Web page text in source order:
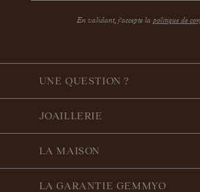
En validant, j'accepte la politique de
UNE QUESTION ?
JOAILLERIE
LA MAISON
LA GARANTIE GEMMYO